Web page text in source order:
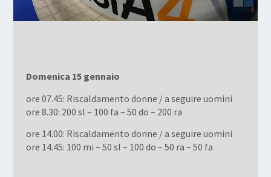
Domenica 15 gennaio
ore 07.45: Riscaldamento donne / a seguire uomini
ore 8.30: 200 sl – 100 fa – 50 do – 200 ra
ore 14.00: Riscaldamento donne / a seguire uomini
ore 14.45: 100 mi – 50 sl – 100 do – 50 ra – 50 fa